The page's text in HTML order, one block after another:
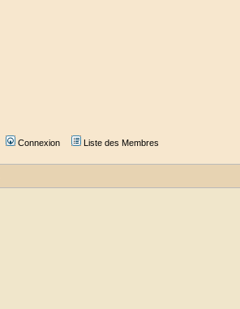
Connexion Liste des Membres